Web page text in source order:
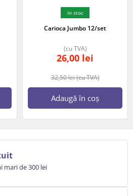
In stoc
Carioca Jumbo 12/set
32,50lei(cu TVA)
26,00 lei
(cu TVA)
Adaugă în coș
mari de 300 lei